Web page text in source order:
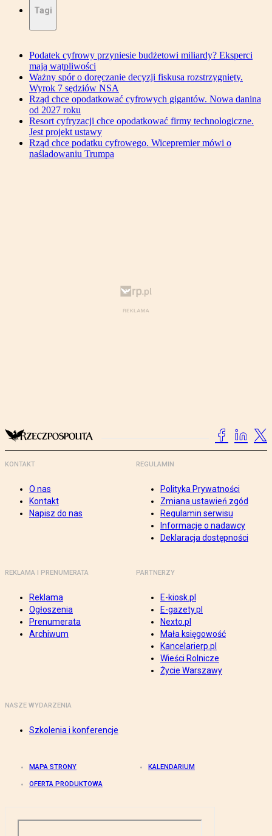
Tagi
Podatek cyfrowy przyniesie budżetowi miliardy? Eksperci
mają wątpliwości
Ważny spór o doręczanie decyzji fiskusa rozstrzygnięty.
Wyrok 7 sędziów NSA
Rząd chce opodatkować cyfrowych gigantów. Nowa danina
od 2027 roku
Resort cyfryzacji chce opodatkować firmy technologiczne.
Jest projekt ustawy
Rząd chce podatku cyfrowego. Wicepremier mówi o
naśladowaniu Trumpa
KONTAKT
O nas
Kontakt
Napisz do nas
REGULAMIN
Polityka Prywatności
Zmiana ustawień zgód
Regulamin serwisu
Informacje o nadawcy
Deklaracja dostępności
REKLAMA I PRENUMERATA
Reklama
Ogłoszenia
Prenumerata
Archiwum
PARTNERZY
E-kiosk.pl
E-gazety.pl
Nexto.pl
Mała księgowość
Kancelarierp.pl
Wieści Rolnicze
Życie Warszawy
NASZE WYDARZENIA
Szkolenia i konferencje
MAPA STRONY KALENDARIUM
OFERTA PRODUKTOWA